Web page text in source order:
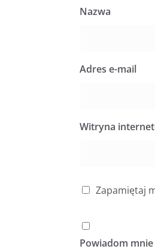
Nazwa
Adres e-mail
Witryna
Zapamiętaj
Powiadom